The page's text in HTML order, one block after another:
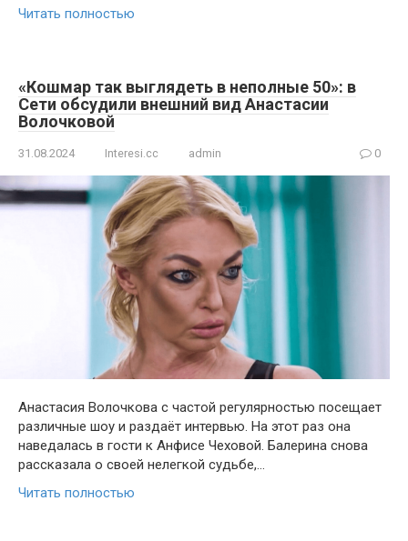
Читать полностью
«Кошмар так выглядеть в неполные 50»: в
Сети обсудили внешний вид Анастасии
Волочковой
31.08.2024 Interesi.cc admin 0
Анастасия Волочкова с частой регулярностью посещает
различные шоу и раздаёт интервью. На этот раз она
наведалась в гости к Анфисе Чеховой. Балерина снова
рассказала о своей нелегкой судьбе,…
Читать полностью